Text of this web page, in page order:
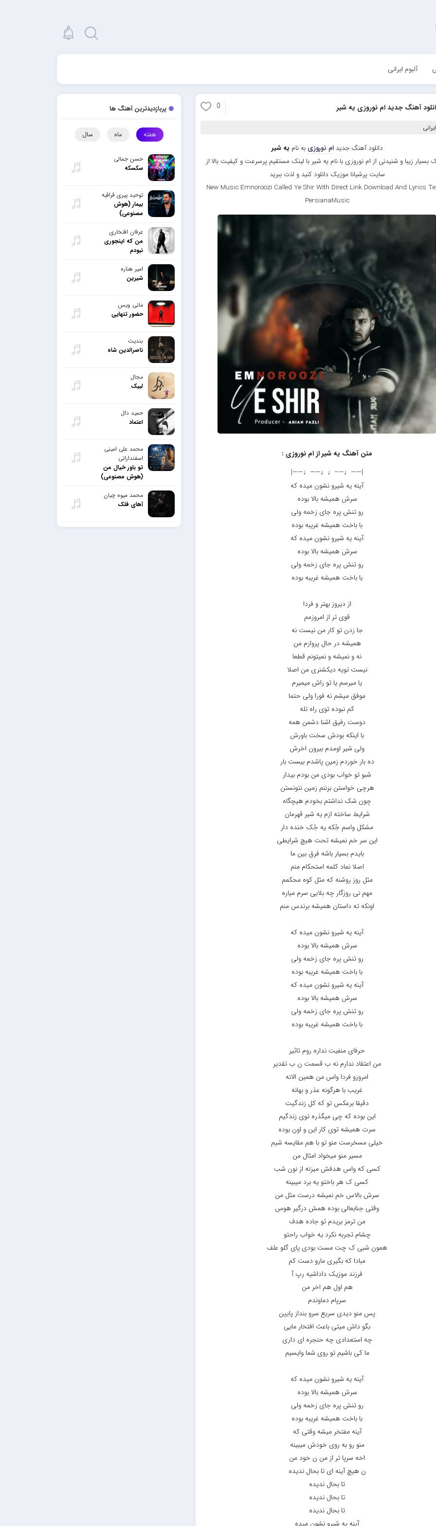
آلبوم ایرانی
آهنگ جدید ام نوروزی یه شیر 0
دانلود آهنگ جدیدام نوروزی به نام یه شیر
بسیار زیبا و شنیدنی از ام نوروزی با نام یه شیر با لینک مستقیم پرسرعت و کیفیت بالا از
سایت پرشیانا موزیک دانلود کنید و لذت ببرید
New Music Emnoroozi Called Ye Shir With Direct Link Download And Lyrics
PersianaMusic
متن آهنگ یه شیر از ام نوروزی :
|——♩—–♩♩——♩——|
آینه یه شیرو نشون میده که
سرش همیشه بالا بوده
رو تنش پره جای زخمه ولی
با باخت همیشه غریبه بوده
آینه یه شیرو نشون میده که
سرش همیشه بالا بوده
رو تنش پره جای زخمه ولی
با باخت همیشه غریبه بوده
از دیروز بهتر و فردا
قوی تر از امروزمم
جا زدن تو کار من نیست نه
همیشه در حال پروازم من
نه و نمیشه و نمیتونم قطعا
نیست تویه دیکشنری من اصلا
یا میرسم یا تو راش میمیرم
موفق میشم نه فورا ولی حتما
کم نبوده توی راه تله
دوست رفیق اشنا دشمن همه
با اینکه بودش سخت باورش
ولی شیر اومدم بیرون اخرش
ده بار خوردم زمین پاشدم بیست بار
شبو تو خواب بودی من بودم بیدار
هرچی خواستن بزننم زمین نتونستن
چون شک نداشتم بخودم هیچگاه
شرایط ساخته ازم یه شیر قهرمان
مشکل واسم جُکه یه جُک خنده دار
این سر خم نمیشه تحت هیچ شرایطی
بایدم بسیار باشه فرق بین ما
اصلا نماد کلمه استحکام منم
مثل روز روشنه که مثل کوه محکمم
مهم نی روزگار چه بلایی سرم میاره
اونکه ته داستان همیشه برندس منم
آینه یه شیرو نشون میده که
سرش همیشه بالا بوده
رو تنش پره جای زخمه ولی
با باخت همیشه غریبه بوده
آینه یه شیرو نشون میده که
سرش همیشه بالا بوده
رو تنش پره جای زخمه ولی
با باخت همیشه غریبه بوده
حرفای منفیت نداره روم تاثیر
من اعتقاد ندارم نه ب قسمت ن ب تقدیر
امروزو فردا واس من همین الانه
غریب با هرگونه عذر و بهانه
دقیقا برعکس تو که کل زندگیت
این بوده که چی میگذره توی زندگیم
سرت همیشه توی کار این و اون بوده
خیلی مسخرست منو تو با هم مقایسه شیم
مسیر منو میخواد امثال من
کسی که واس هدفش میزنه از نون شب
کسی ک هر باختو یه برد میبینه
سرش بالاس خم نمیشه درست مثل من
وقتی جنابعالی بوده همش درگیر هوس
من ترمز بریدم تو جاده هدف
چشام تجربه نکرد یه خواب راحتو
همون شبی ک چت مست بودی پای گلو علف
مبادا که بگیری مارو دست کم
فرزند موزیک داداشیه رپ آ
هم اول هم اخر من
سرپام دماوندم
پس منو دیدی سریع سرو بنداز پایین
بگو داش میتی باعث افتخار مایی
چه استعدادی چه حنجره ای داری
ما کی باشیم تو روی شما وایسیم
آینه یه شیرو نشون میده که
سرش همیشه بالا بوده
رو تنش پره جای زخمه ولی
با باخت همیشه غریبه بوده
آینه مفتخر میشه وقتی که
منو رو به روی خودش میبینه
اخه سرپا تر از من ن خود من
ن هیچ آینه ای تا بحال ندیده
تا بحال ندیده
تا بحال ندیده
تا بحال ندیده
آینه یه شیرو نشون میده
پربازدیدترین آهنگ ها
هفته ماه سال
حسن جمالی
سکسکه
توحید پیری قراقیه
بیمار (هوش
مصنوعی)
عرفان افتخاری
من که اینجوری
نبودم
امیر هناره
شیرین
مانی ویس
حضور تنهایی
بندیت
ناصرالدین شاه
مجال
لبیک
حمید دال
اعتماد
محمد علی امینی
اسفندارانی
تو باور خیال من
(هوش مصنوعی)
محمد میوه چیان
آهای فلک